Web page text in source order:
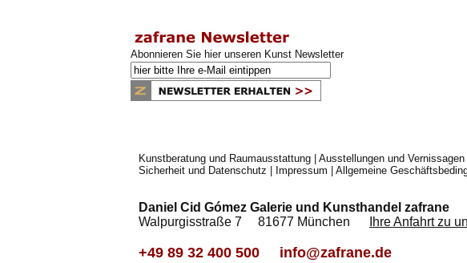
Abonnieren Sie hier unseren Kunst Newsletter
Kunstberatung und Raumausstattung Ausstellungen und Vernissagen
Sicherheit und Datenschutz
Impressum Allgemeine
Daniel Cid Gómez Galerie und Kunsthandel zafrane
Walpurgisstraße 7 81677 München
Ihre Anfahrt zu
+49 89 32 400 500 info@zafrane.de